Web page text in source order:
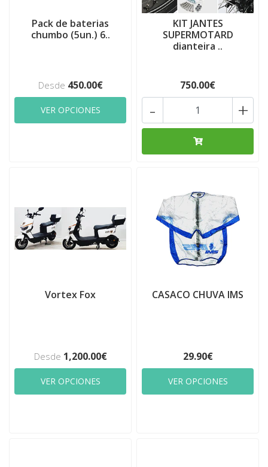
Pack de baterias
chumbo (5un.) 6..
Desde 450.00€
VER OPCIONES
KIT JANTES
SUPERMOTARD
dianteira ..
750.00€
+
-
Vortex Fox
Desde 1,200.00€
VER OPCIONES
CASACO CHUVA IMS
29.90€
VER OPCIONES